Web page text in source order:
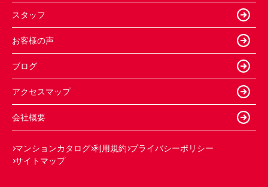
スタッフ
お客様の声
ブログ
アクセスマップ
会社概要
マンションカタログ 利用規約 プライバシーポリシー
サイトマップ